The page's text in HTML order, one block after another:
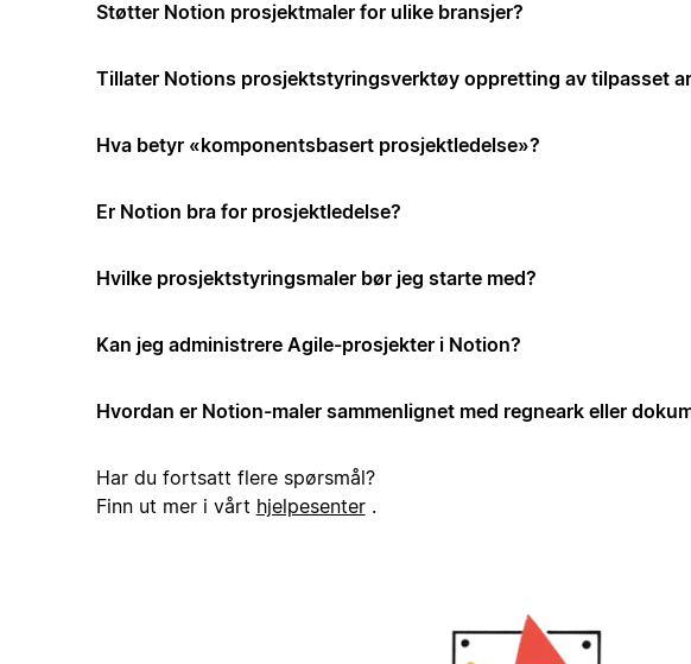
Støtter Notion prosjektmaler for ulike bransjer?
Tillater Notions prosjektstyringsverktøy oppretting av tilpasset
Hva betyr «komponentsbasert prosjektledelse»?
Er Notion bra for prosjektledelse?
Hvilke prosjektstyringsmaler bør jeg starte med?
Kan jeg administrere Agile-prosjekter i Notion?
Hvordan er Notion-maler sammenlignet med regneark eller
Har du fortsatt flere spørsmål?
Finn ut mer i vårt hjelpesenter.